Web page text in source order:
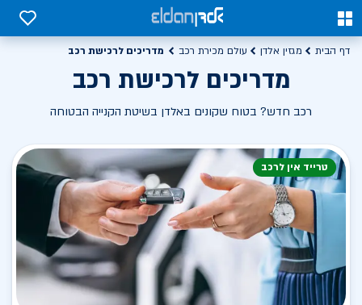
0
0
דף הבית מגזין אלדן עולם מכירת רכב מדריכים לרכישת רכב
מדריכים לרכישת רכב
רכב חדש? בטוח שקונים באלדן בשיטת הקנייה הבטוחה
טרייד אין לרכב